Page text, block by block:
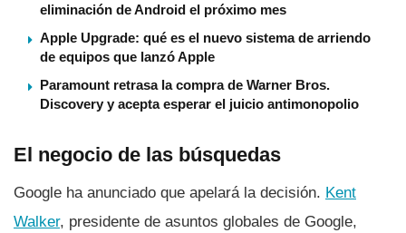
eliminación de Android el próximo mes
Apple Upgrade: qué es el nuevo sistema de arriendo
de equipos que lanzó Apple
Paramount retrasa la compra de Warner Bros.
Discovery y acepta esperar el juicio antimonopolio
El negocio de las búsquedas
Google ha anunciado que apelará la decisión. Kent
Walker, presidente de asuntos globales de Google,